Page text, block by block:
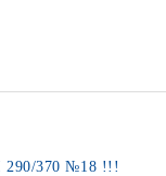
Плик с мехури СМЗЛ 290/370 №18 !!!